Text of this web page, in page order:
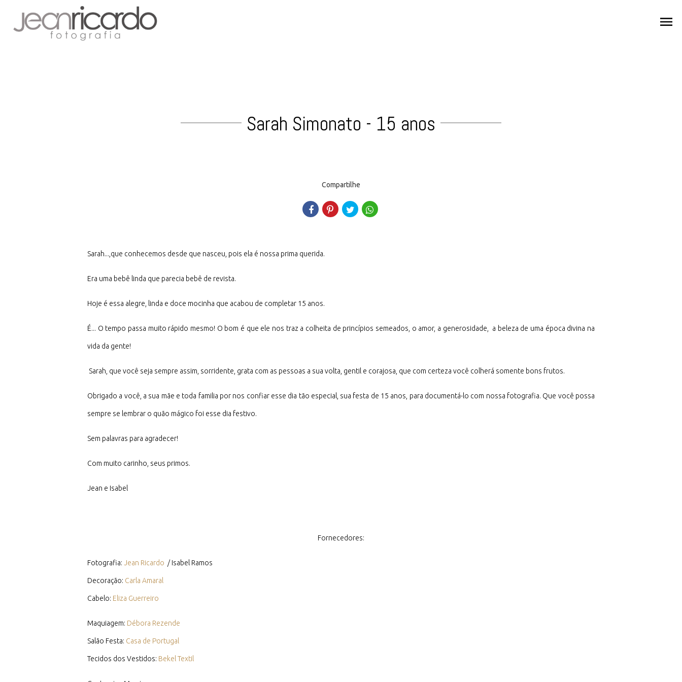
menu
Sarah Simonato - 15 anos
Compartilhe
Sarah...,que conhecemos desde que nasceu, pois ela é nossa prima querida.
Era uma bebê linda que parecia bebê de revista.
Hoje é essa alegre, linda e doce mocinha que acabou de completar 15 anos.
É... O tempo passa muito rápido mesmo! O bom é que ele nos traz a colheita de princípios semeados, o amor, a generosidade, a beleza de uma época divina na
vida da gente!
Sarah, que você seja sempre assim, sorridente, grata com as pessoas a sua volta, gentil e corajosa, que com certeza você colherá somente bons frutos.
Obrigado a você, a sua mãe e toda familia por nos confiar esse dia tão especial, sua festa de 15 anos, para documentá-lo com nossa fotografia. Que você possa
sempre se lembrar o quão mágico foi esse dia festivo.
Sem palavras para agradecer!
Com muito carinho, seus primos.
Jean e Isabel
Fornecedores:
Fotografia: Jean Ricardo / Isabel Ramos
Decoração: Carla Amaral
Cabelo: Eliza Guerreiro
Maquiagem: Débora Rezende
Salão Festa: Casa de Portugal
Tecidos dos Vestidos: Bekel Textil